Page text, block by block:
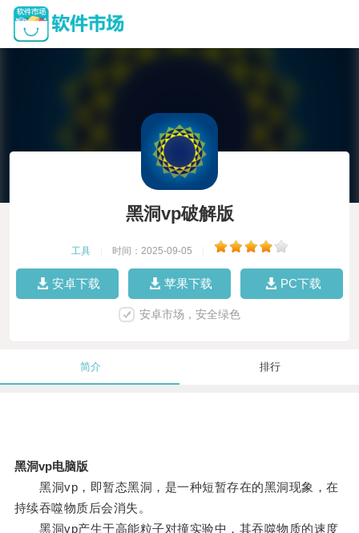
黑洞vp破解版
工具 时间：2025-09-05
安卓下载 苹果下载 PC下载
安卓市场，安全绿色
简介 排行
黑洞vp电脑版
黑洞vp，即暂态黑洞，是一种短暂存在的黑洞现象，在
持续吞噬物质后会消失。
黑洞vp产生于高能粒子对撞实验中，其吞噬物质的速度